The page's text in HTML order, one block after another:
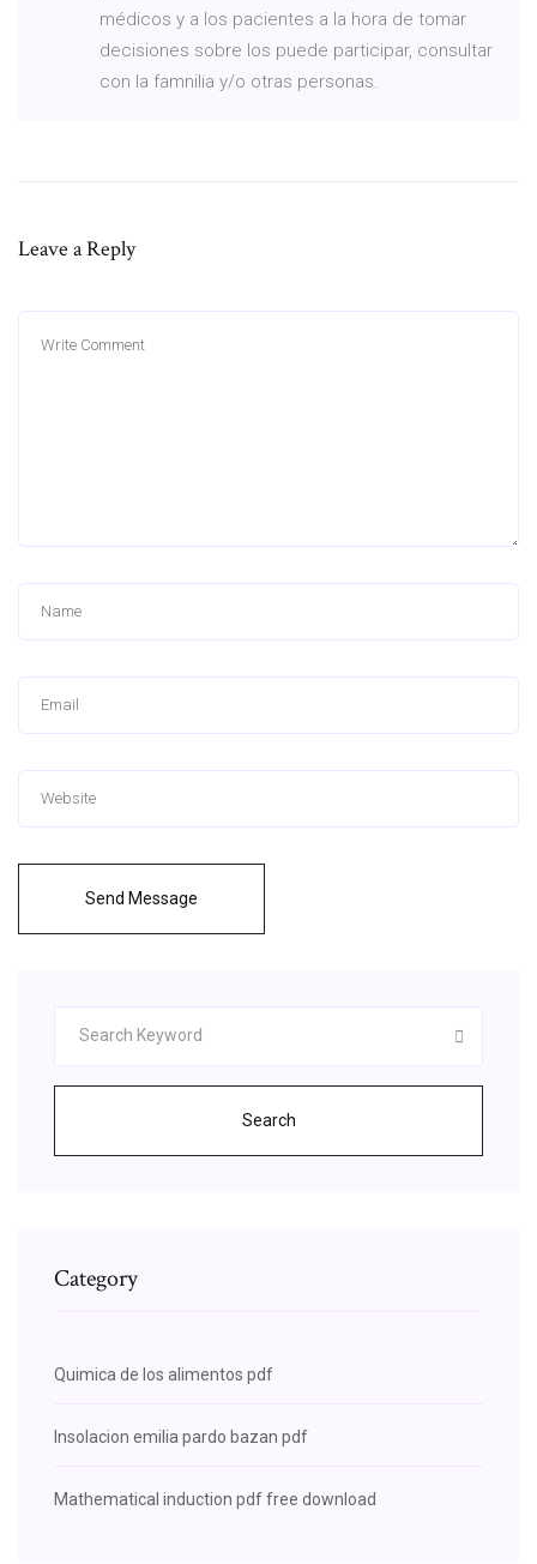
médicos y a los pacientes a la hora de tomar
decisiones sobre los puede participar, consultar
con la famnilia y/o otras personas.
Leave a Reply
Send Message
Search
Category
Quimica de los alimentos pdf
Insolacion emilia pardo bazan pdf
Mathematical induction pdf free download